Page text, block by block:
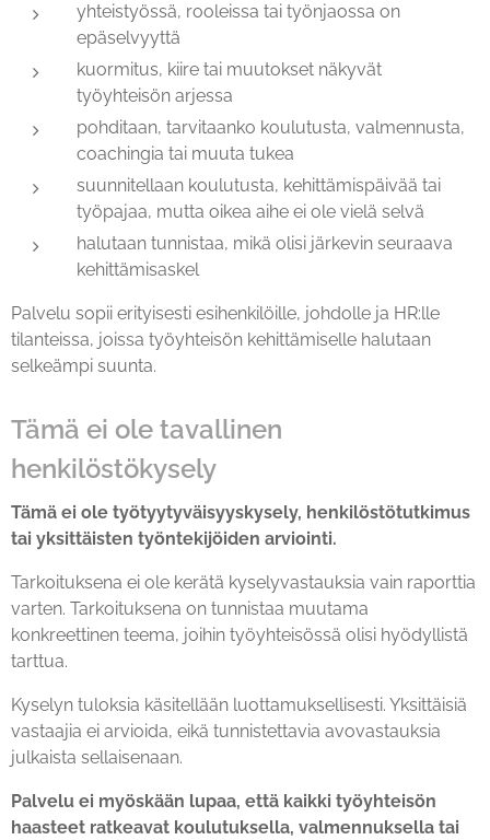
yhteistyössä, rooleissa tai työnjaossa on
epäselvyyttä
kuormitus, kiire tai muutokset näkyvät
työyhteisön arjessa
pohditaan, tarvitaanko koulutusta, valmennusta,
coachingia tai muuta tukea
suunnitellaan koulutusta, kehittämispäivää tai
työpajaa, mutta oikea aihe ei ole vielä selvä
halutaan tunnistaa, mikä olisi järkevin seuraava
kehittämisaskel
Palvelu sopii erityisesti esihenkilöille, johdolle ja HR:lle
tilanteissa, joissa työyhteisön kehittämiselle halutaan
selkeämpi suunta.
Tämä ei ole tavallinen
henkilöstökysely
Tämä ei ole työtyytyväisyyskysely, henkilöstötutkimus
tai yksittäisten työntekijöiden arviointi.
Tarkoituksena ei ole kerätä kyselyvastauksia vain raporttia
varten. Tarkoituksena on tunnistaa muutama
konkreettinen teema, joihin työyhteisössä olisi hyödyllistä
tarttua.
Kyselyn tuloksia käsitellään luottamuksellisesti. Yksittäisiä
vastaajia ei arvioida, eikä tunnistettavia avovastauksia
julkaista sellaisenaan.
Palvelu ei myöskään lupaa, että kaikki työyhteisön
haasteet ratkeavat koulutuksella, valmennuksella tai